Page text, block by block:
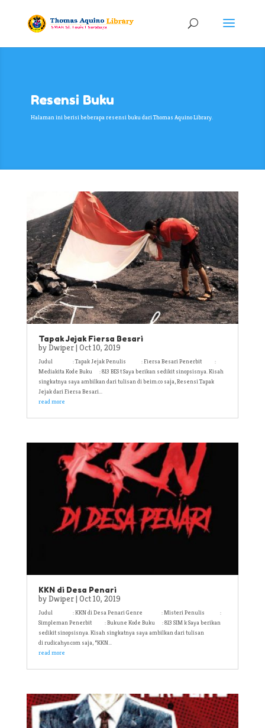
Resensi Buku
Halaman ini berisi beberapa resensi buku dari Thomas Aquino Library.
Tapak Jejak Fiersa Besari
byDwiper| Oct 10, 2019
Judul : Tapak Jejak Penulis : Fiersa Besari Penerbit :
Mediakita Kode Buku : 813 BES t Saya berikan sedikit sinopsisnya. Kisah
singkatnya saya ambilkan dari tulisan di beim.co saja, Resensi Tapak
Jejak dari Fiersa Besari...
read more
KKN di Desa Penari
byDwiper| Oct 10, 2019
Judul : KKN di Desa Penari Genre : Misteri Penulis :
Simpleman Penerbit : Bukune Kode Buku : 813 SIM k Saya berikan
sedikit sinopsisnya. Kisah singkatnya saya ambilkan dari tulisan
di rudicahyo.com saja, “KKN...
read more